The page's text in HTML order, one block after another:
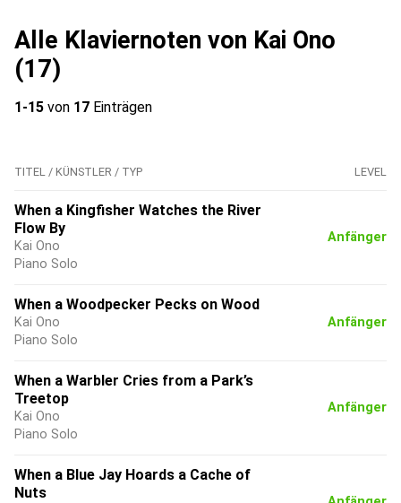
Alle Klaviernoten von Kai Ono
(17)
1-15 von 17 Einträgen
TITEL / KÜNSTLER / TYP LEVEL
When a Kingfisher Watches the River
Flow By
Kai Ono
Piano Solo
Anfänger
When a Woodpecker Pecks on Wood
Kai Ono
Piano Solo
Anfänger
When a Warbler Cries from a Park’s
Treetop
Kai Ono
Piano Solo
Anfänger
When a Blue Jay Hoards a Cache of
Nuts